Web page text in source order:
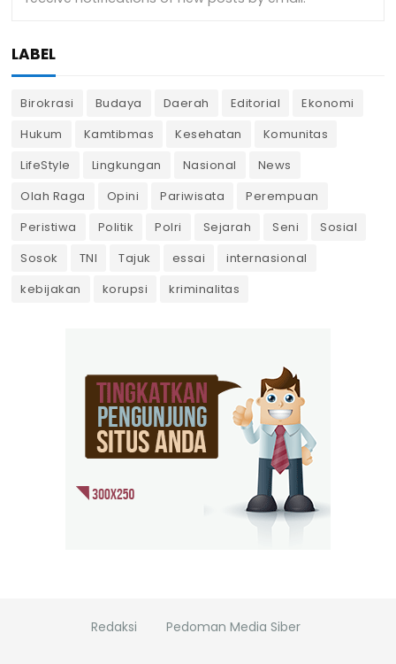
LABEL
Birokrasi Budaya Daerah Editorial
Ekonomi
Hukum
Kamtibmas Kesehatan
Komunitas
LifeStyle
Lingkungan Nasional
News
Olah Raga
Opini Pariwisata
Perempuan
Peristiwa
Politik Polri Sejarah Seni
Sosial
Sosok
TNI Tajuk essai
internasional
kebijakan
korupsi kriminalitas
Redaksi Pedoman Media Siber